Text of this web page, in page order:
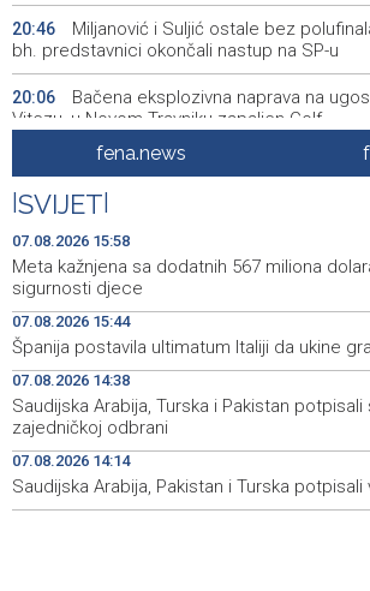
20:46
Miljanović i Suljić ostale bez
bh. predstavnici okončali nastup na SP-u
20:06
Bačena eksplozivna naprava na
Vitezu, u Novom Travniku zapaljen Golf
Galerija ULUPUBiH otvara novu
predstavlja novi izlagački program
19:44 Faris Dževahirić novi nogometaš
19:21 Announcement of events for
19:10
Rudari Milanovića ubijedili da ode
ponovo vratio u jamu 'Raspotočje'
19:03
Sarajevo Film Festival presents
Kinoscope Surreal programs
19:00 Najave događaja za 8. 8. 2026.
fena.news
SVIJET
07.08.2026 15:58
Meta kažnjena sa dodatnih 567 miliona
sigurnosti djece
07.08.2026 15:44
Španija postavila ultimatum Italiji da ukine
07.08.2026 14:38
Saudijska Arabija, Turska i Pakistan
zajedničkoj odbrani
07.08.2026 14:14
Saudijska Arabija, Pakistan i Turska